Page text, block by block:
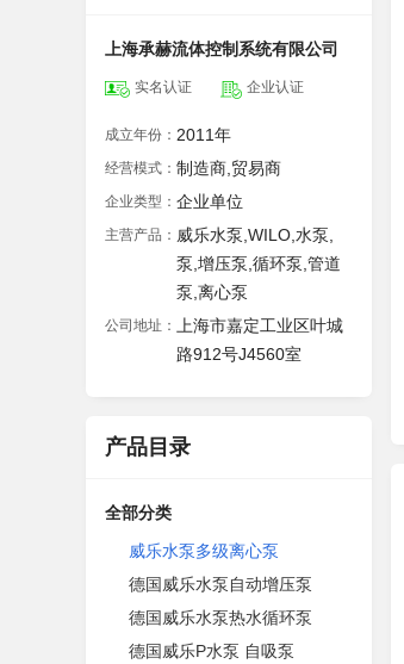
上海承赫流体控制系统有限公司
实名认证 企业认证
成立年份： 2011年
经营模式： 制造商,贸易商
企业类型： 企业单位
主营产品： 威乐水泵,WILO,水泵,
泵,增压泵,循环泵,管道
泵,离心泵
公司地址：
上海市嘉定工业区叶城
路912号J4560室
产品目录
全部分类
威乐水泵多级离心泵
德国威乐水泵自动增压泵
德国威乐水泵热水循环泵
德国威乐P水泵 自吸泵